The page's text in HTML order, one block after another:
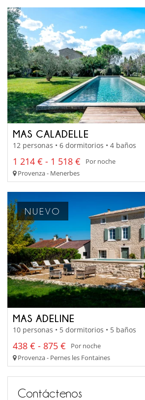
MAS CALADELLE
12 personas • 6 dormitorios • 4 baños
1 214 € - 1 518 €
Por noche
Provenza - Menerbes
NUEVO
MAS ADELINE
10 personas • 5 dormitorios • 5 baños
438 € - 875 €
Por noche
Provenza - Pernes les Fontaines
Contáctenos